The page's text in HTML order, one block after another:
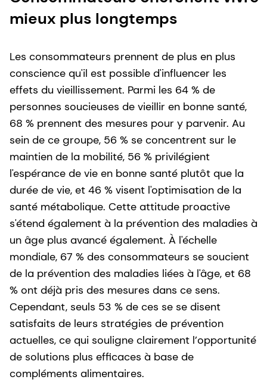
mieux plus longtemps
Les consommateurs prennent de plus en plus
conscience qu'il est possible d'influencer les
effets du vieillissement. Parmi les 64 % de
personnes soucieuses de vieillir en bonne santé,
68 % prennent des mesures pour y parvenir. Au
sein de ce groupe, 56 % se concentrent sur le
maintien de la mobilité, 56 % privilégient
l'espérance de vie en bonne santé plutôt que la
durée de vie, et 46 % visent l'optimisation de la
santé métabolique. Cette attitude proactive
s'étend également à la prévention des maladies à
un âge plus avancé également. À l'échelle
mondiale, 67 % des consommateurs se soucient
de la prévention des maladies liées à l'âge, et 68
% ont déjà pris des mesures dans ce sens.
Cependant, seuls 53 % de ces se se disent
satisfaits de leurs stratégies de prévention
actuelles, ce qui souligne clairement l’opportunité
de solutions plus efficaces à base de
compléments alimentaires.